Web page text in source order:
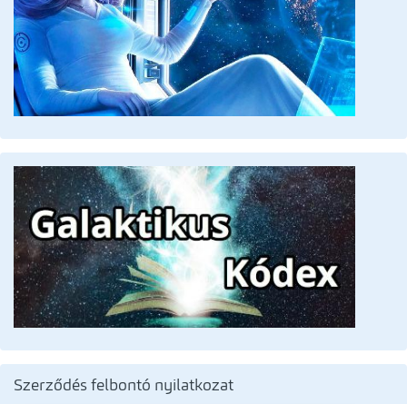
Szerződés felbontó nyilatkozat